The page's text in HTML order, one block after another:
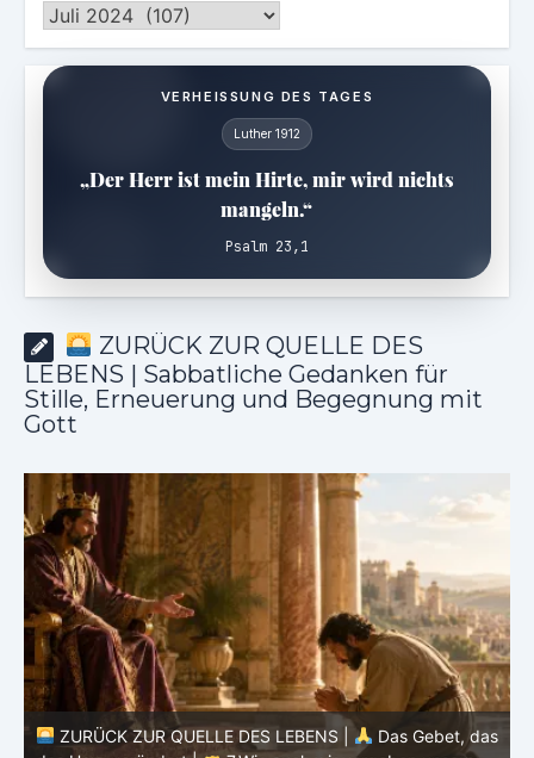
Archiv
VERHEISSUNG DES TAGES
Luther 1912
„Der Herr ist mein Hirte, mir wird nichts
mangeln.“
Psalm 23,1
ZURÜCK ZUR QUELLE DES
LEBENS | Sabbatliche Gedanken für
Stille, Erneuerung und Begegnung mit
Gott
ZURÜCK ZUR QUELLE DES LEBENS |
Das Gebet, das